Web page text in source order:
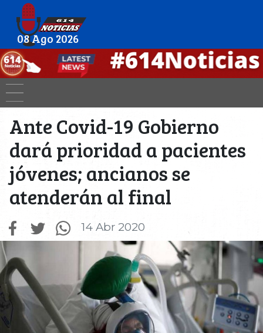
08 Ago 2026
Ante Covid-19 Gobierno
dará prioridad a pacientes
jóvenes; ancianos se
atenderán al final
14 Abr 2020